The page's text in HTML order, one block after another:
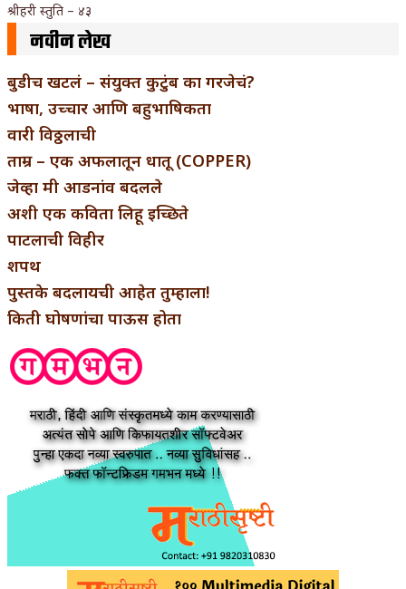
श्रीहरी स्तुति – ४३
नवीन लेख
बुडीच खटलं – संयुक्त कुटुंब का गरजेचं?
भाषा, उच्चार आणि बहुभाषिकता
वारी विठ्ठलाची
ताम्र – एक अफलातून धातू (COPPER)
जेव्हा मी आडनांव बदलले
अशी एक कविता लिहू इच्छिते
पाटलाची विहीर
शपथ
पुस्तके बदलायची आहेत तुम्हाला!
किती घोषणांचा पाऊस होता